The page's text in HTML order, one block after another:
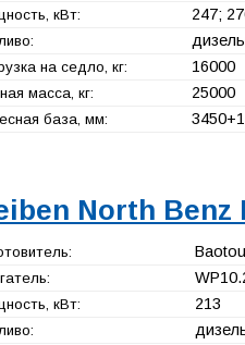
кВт: 247;
на седло, кг: 16000
масса, кг: 25000
база, мм: 3450+
North Benz
кВт: 213